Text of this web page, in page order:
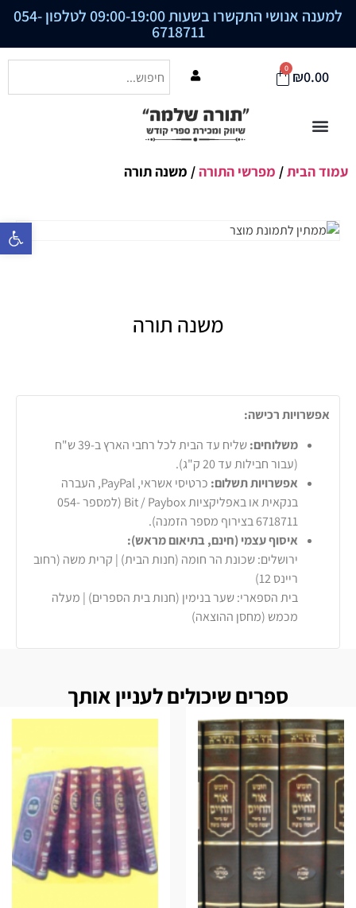
פתח סרגל
למענה אנושי התקשרו בשעות 09:00-19:00 לטלפון 054-
6718711
₪0.00
0
עמוד הבית/ מפרשי התורה/ משנה תורה
משנה תורה
אפשרויות רכישה:
משלוחים:
שליח עד הבית לכל רחבי הארץ ב-39 ש"ח
(עבור חבילות עד 20 ק"ג).
אפשרויות תשלום:
כרטיסי אשראי, PayPal, העברה
בנקאית או באפליקציות Bit / Paybox (למספר 054-
6718711 בצירוף מספר הזמנה).
איסוף עצמי (חינם, בתיאום מראש):
ירושלים: שכונת הר חומה (חנות הבית) | קרית משה (רחוב
ריינס 12)
בית הספארי: שער בנימין (חנות בית הספרים) | מעלה
מכמש (מחסן ההוצאה)
ספרים שיכולים לעניין אותך